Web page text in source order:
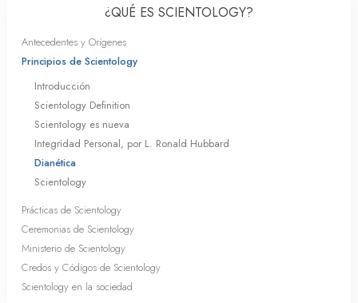
¿QUÉ ES SCIENTOLOGY?
Antecedentes y Orígenes
Principios de Scientology
Introducción
Scientology Definition
Scientology es nueva
Integridad Personal, por L. Ronald Hubbard
Dianética
Scientology
Prácticas de Scientology
Ceremonias de Scientology
Ministerio de Scientology
Credos y Códigos de Scientology
Scientology en la sociedad